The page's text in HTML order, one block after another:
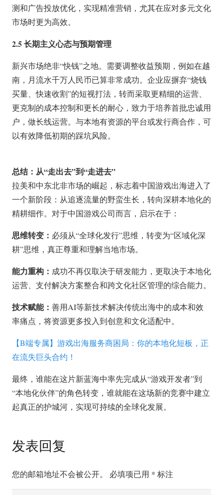
测和广告投放优化，实现精准营销，尤其在应对多元文化
市场时更为高效。
2.5 长期主义心态与预期管理
新兴市场绝非“快钱”之地。需要调整收益预期，例如在越
南，月流水千万人民币已算非常成功。企业应摒弃“烧钱
买量、快速收割”的短视打法，转而采取更精细的运营、
更克制的成本控制和更长的耐心，致力于培养首批忠诚用
户，做长线运营。与本地有资源的平台或发行商合作，可
以有效降低初期的踩坑风险。
总结：从“走出去”到“走进去”
拉美和中东北非市场的崛起，标志着中国游戏出海进入了
一个新阶段：从追逐流量的野蛮生长，转向深耕本地化的
精耕细作。对于中国游戏公司而言，启示在于：
思维转变： 必须从“全球化发行”思维，转变为“区域化深
耕”思维，真正尊重和理解当地市场。
能力重构： 成功不再仅取决于研发能力，更取决于本地化
运营、支付解决方案整合和跨文化社区管理的综合能力。
技术赋能： 善用AI等新技术解决传统出海中的成本和效
率痛点，将资源更多投入到创意和文化适配中。
【B端专属】游戏出海服务商困局：你的本地化短板，正
在流失巨头合约！
最终，谁能在这片新蓝海中率先完成从“游戏开发者”到
“本地化伙伴”的角色转变，谁就能在这场新的竞赛中建立
起真正的护城河，实现可持续的全球化发展。
发表回复
您的邮箱地址不会被公开。 必填项已用 * 标注